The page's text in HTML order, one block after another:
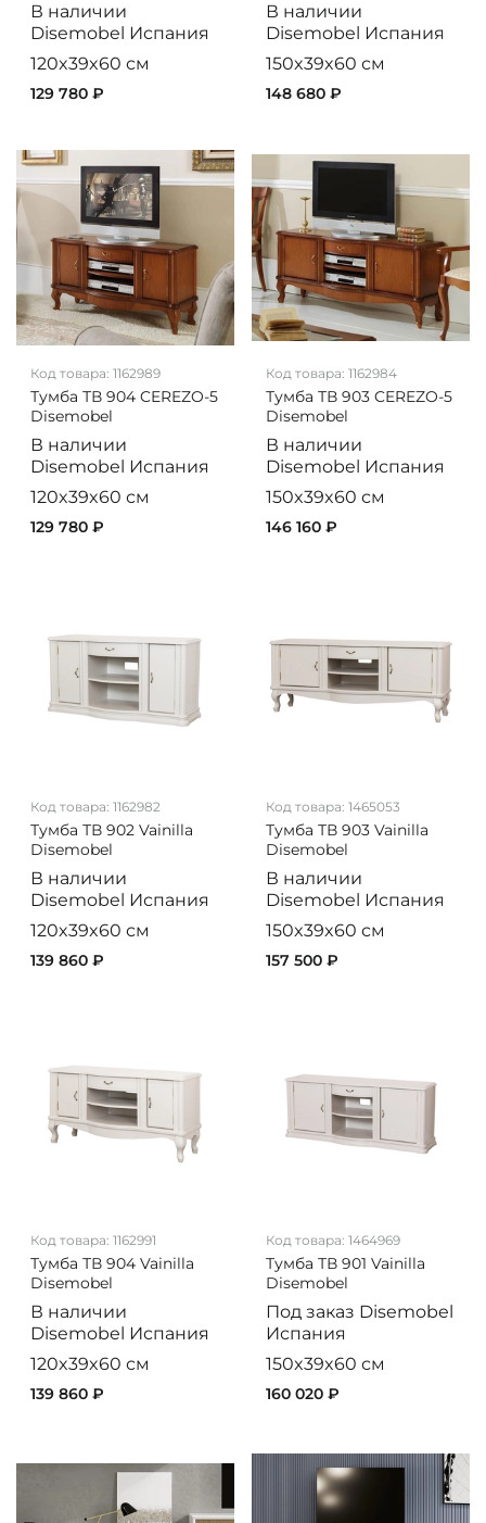
В наличии
Disemobel Испания
120x39x60 см
129 780 ₽
В наличии
Disemobel Испания
150x39x60 см
148 680 ₽
Код товара: 1162989
Тумба ТВ 904 CEREZO-5
Disemobel
В наличии
Disemobel Испания
120x39x60 см
129 780 ₽
Код товара: 1162984
Тумба ТВ 903 CEREZO-5
Disemobel
В наличии
Disemobel Испания
150x39x60 см
146 160 ₽
Код товара: 1162982
Тумба ТВ 902 Vainilla
Disemobel
В наличии
Disemobel Испания
120x39x60 см
139 860 ₽
Код товара: 1465053
Тумба ТВ 903 Vainilla
Disemobel
В наличии
Disemobel Испания
150x39x60 см
157 500 ₽
Код товара: 1162991
Тумба ТВ 904 Vainilla
Disemobel
В наличии
Disemobel Испания
120x39x60 см
139 860 ₽
Код товара: 1464969
Тумба ТВ 901 Vainilla
Disemobel
Под заказ Disemobel
Испания
150x39x60 см
160 020 ₽